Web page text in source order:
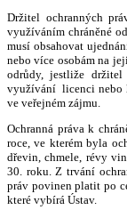
Držitel ochranných
využíváním chráněné
musí obsahovat
nebo více osobám na
odrůdy, jestliže
využívání licenci nebo
ve veřejném zájmu.
Ochranná práva k
roce, ve kterém byla
dřevin, chmele, révy
30. roku. Z trvání
práv povinen platit po
které vybírá Ústav.